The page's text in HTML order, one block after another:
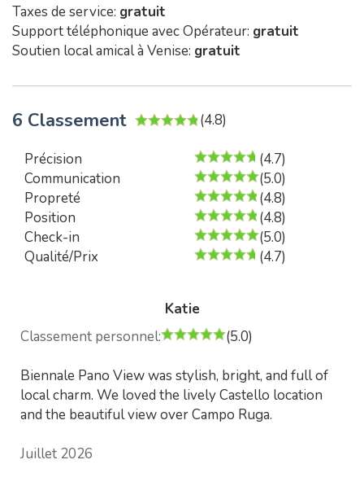
Taxes de service: gratuit
Support téléphonique avec Opérateur: gratuit
Soutien local amical à Venise: gratuit
6 Classement (4.8)
Précision
(4.7)
Communication
(5.0)
Propreté
(4.8)
Position
(4.8)
Check-in
(5.0)
Qualité/Prix
(4.7)
Katie
Classement personnel:
(5.0)
Biennale Pano View was stylish, bright, and full of
local charm. We loved the lively Castello location
and the beautiful view over Campo Ruga.
Juillet 2026